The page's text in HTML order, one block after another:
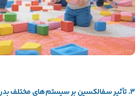
3. تأثیر سفالکسین بر سیستم‌های مختلف بدن کودکان